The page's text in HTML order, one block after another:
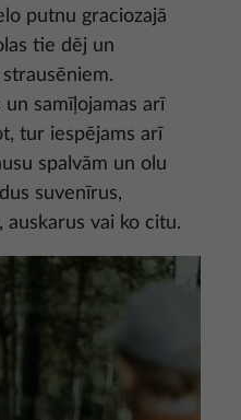
putnu graciozajā
tie dēj un
un samīļojamas arī
tur iespējams arī
spalvām un olu
suvenīrus,
auskarus vai ko citu.